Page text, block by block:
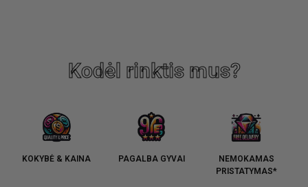
Kodėl rinktis mus?
KOKYBĖ & KAINA PAGALBA GYVAI
NEMOKAMAS
PRISTATYMAS*